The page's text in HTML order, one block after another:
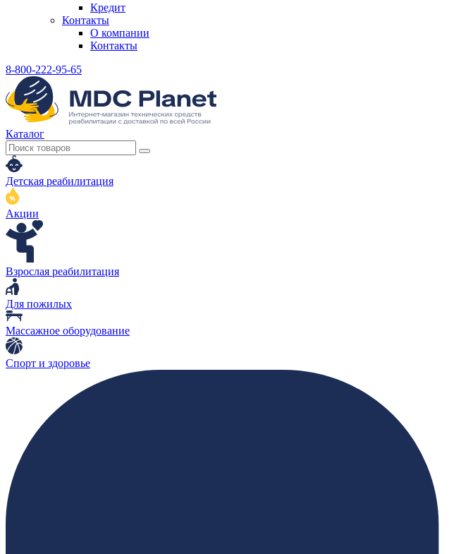
Кредит
Контакты
О компании
Контакты
8-800-222-95-65
Каталог
Детская реабилитация
Акции
Взрослая реабилитация
Для пожилых
Массажное оборудование
Спорт и здоровье